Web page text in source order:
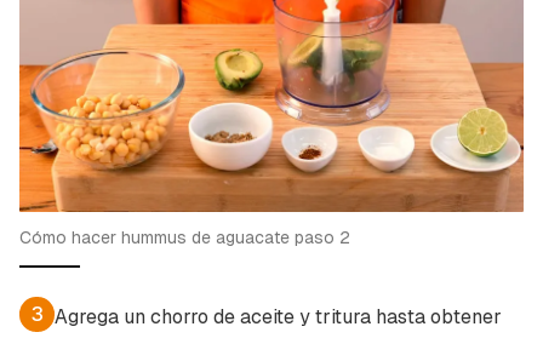
Cómo hacer hummus de aguacate paso 2
3 Agrega un chorro de aceite y tritura hasta obtener